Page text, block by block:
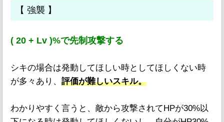
【 強襲 】
( 20 + Lv )%で先制攻撃する
シキの場合は発動してほしい時としてほしくない時
が多々あり、 評価が難しいスキル。
わかりやすく言うと、敵から攻撃されてHPが30%以